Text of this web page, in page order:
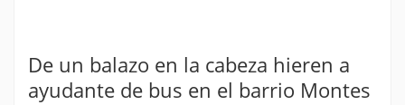
De un balazo en la cabeza hieren a
ayudante de bus en el barrio Montes